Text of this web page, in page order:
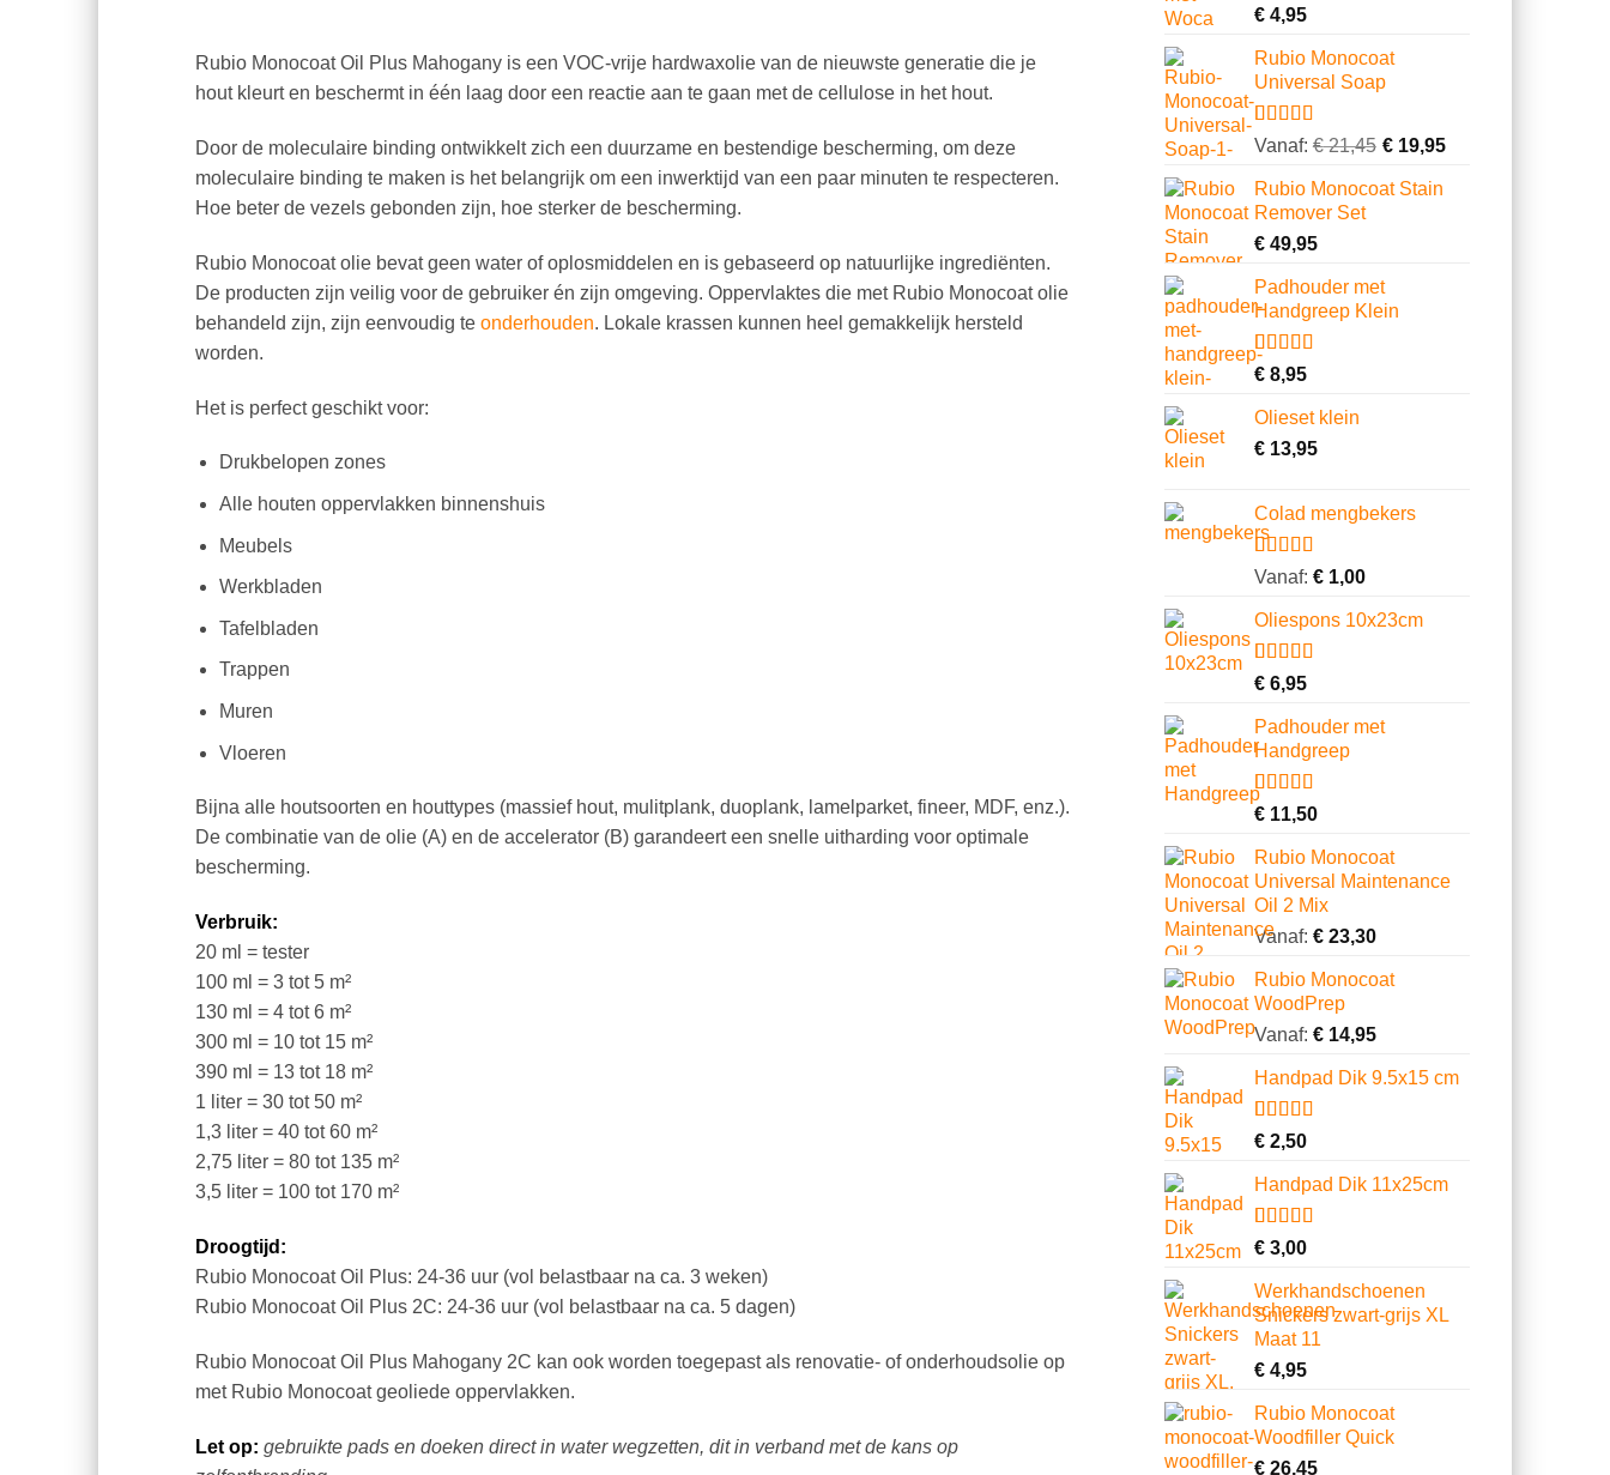
Rubio Monocoat Oil Plus Mahogany is een VOC-vrije hardwaxolie van de nieuwste generatie die je
hout kleurt en beschermt in één laag door een reactie aan te gaan met de cellulose in het hout.
Door de moleculaire binding ontwikkelt zich een duurzame en bestendige bescherming, om deze
moleculaire binding te maken is het belangrijk om een inwerktijd van een paar minuten te respecteren.
Hoe beter de vezels gebonden zijn, hoe sterker de bescherming.
Rubio Monocoat olie bevat geen water of oplosmiddelen en is gebaseerd op natuurlijke ingrediënten.
De producten zijn veilig voor de gebruiker én zijn omgeving. Oppervlaktes die met Rubio Monocoat olie
behandeld zijn, zijn eenvoudig te onderhouden. Lokale krassen kunnen heel gemakkelijk hersteld
worden.
Het is perfect geschikt voor:
Drukbelopen zones
Alle houten oppervlakken binnenshuis
Meubels
Werkbladen
Tafelbladen
Trappen
Muren
Vloeren
Bijna alle houtsoorten en houttypes (massief hout, mulitplank, duoplank, lamelparket, fineer, MDF, enz.).
De combinatie van de olie (A) en de accelerator (B) garandeert een snelle uitharding voor optimale
bescherming.
Verbruik:
20 ml = tester
100 ml = 3 tot 5 m²
130 ml = 4 tot 6 m²
300 ml = 10 tot 15 m²
390 ml = 13 tot 18 m²
1 liter = 30 tot 50 m²
1,3 liter = 40 tot 60 m²
2,75 liter = 80 tot 135 m²
3,5 liter = 100 tot 170 m²
Droogtijd:
Rubio Monocoat Oil Plus: 24-36 uur (vol belastbaar na ca. 3 weken)
Rubio Monocoat Oil Plus 2C: 24-36 uur (vol belastbaar na ca. 5 dagen)
Rubio Monocoat Oil Plus Mahogany 2C kan ook worden toegepast als renovatie- of onderhoudsolie op
met Rubio Monocoat geoliede oppervlakken.
Let op: gebruikte pads en doeken direct in water wegzetten, dit in verband met de kans op
Gewaardeerd
4.62
gebaseerd
op
13
klantbeoordelingen
€4,95
Rubio Monocoat
Universal Soap
Gewaardeerd
gebaseerd
op
23
klantbeoordelingen
Vanaf: €21,45 €19,95
Rubio Monocoat Stain
Remover Set
€49,95
Padhouder met
Handgreep Klein
Gewaardeerd
4.00
gebaseerd
op
1
klantbeoordeling
€8,95
Olieset klein
€13,95
Colad mengbekers
Gewaardeerd
gebaseerd
op
8
klantbeoordelingen
Vanaf: €1,00
Oliespons 10x23cm
Gewaardeerd
4.22
gebaseerd
op
9
klantbeoordelingen
€6,95
Padhouder met
Handgreep
Gewaardeerd
op 5
gebaseerd
op
6
klantbeoordelingen
€11,50
Rubio Monocoat
Universal Maintenance
Oil 2 Mix
Vanaf: €23,30
Rubio Monocoat
WoodPrep
Vanaf: €14,95
Handpad Dik 9.5x15 cm
Gewaardeerd
4.00
gebaseerd
op
3
klantbeoordelingen
€2,50
Handpad Dik 11x25cm
Gewaardeerd
4.70
gebaseerd
op
10
klantbeoordelingen
€3,00
Werkhandschoenen
Snickers zwart-grijs XL
Maat 11
€4,95
Rubio Monocoat
Woodfiller Quick
€26,45